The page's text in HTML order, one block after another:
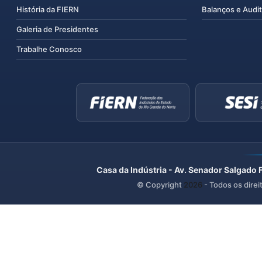
História da FIERN
Galeria de Presidentes
Trabalhe Conosco
Balanços e
Casa da Indústria - Av. Senador
© Copyright 2026 - Todos os